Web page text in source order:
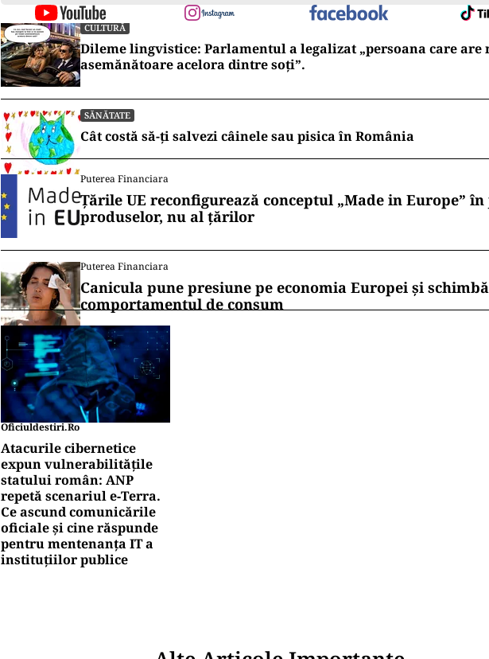
CULTURĂ
Dileme lingvistice: Parlamentul a legalizat „persoana care
asemănătoare acelora dintre soți”.
SĂNĂTATE
Cât costă să-ți salvezi câinele sau pisica în România
Puterea Financiara
Țările UE reconfigurează conceptul „Made in Europe”
produselor, nu al țărilor
Puterea Financiara
Canicula pune presiune pe economia Europei și schimbă
comportamentul de consum
Oficiuldestiri.ro
Atacurile cibernetice
expun vulnerabilitățile
statului român: ANP
repetă scenariul e‑Terra.
Ce ascund comunicările
oficiale și cine răspunde
pentru mentenanța IT a
instituțiilor publice